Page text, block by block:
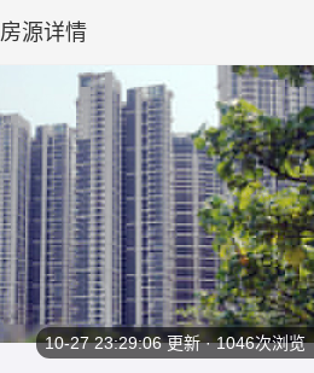
房源详情
10-27 23:29:06更新 · 1046次浏览